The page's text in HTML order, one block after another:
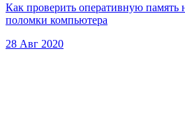
Как проверить оперативную память
поломки компьютера
28 Авг 2020